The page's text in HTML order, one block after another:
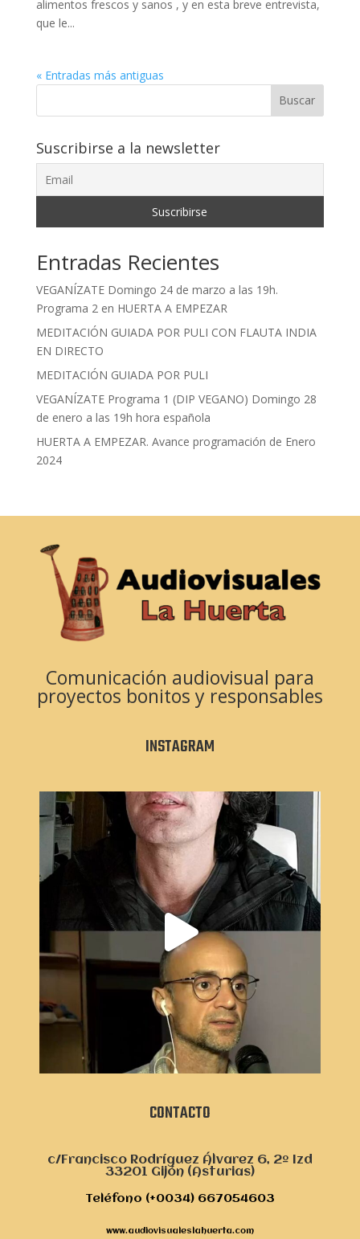
alimentos frescos y sanos , y en esta breve entrevista,
que le...
« Entradas más antiguas
Buscar
Suscribirse a la newsletter
Entradas Recientes
VEGANÍZATE Domingo 24 de marzo a las 19h.
Programa 2 en HUERTA A EMPEZAR
MEDITACIÓN GUIADA POR PULI CON FLAUTA INDIA
EN DIRECTO
MEDITACIÓN GUIADA POR PULI
VEGANÍZATE Programa 1 (DIP VEGANO) Domingo 28
de enero a las 19h hora española
HUERTA A EMPEZAR. Avance programación de Enero
2024
Comunicación audiovisual para
proyectos bonitos y responsables
INSTAGRAM
CONTACTO
c/Francisco Rodríguez Álvarez 6, 2º Izd
33201 Gijón (Asturias)
Teléfono (+0034) 667054603
www.audiovisualeslahuerta.com